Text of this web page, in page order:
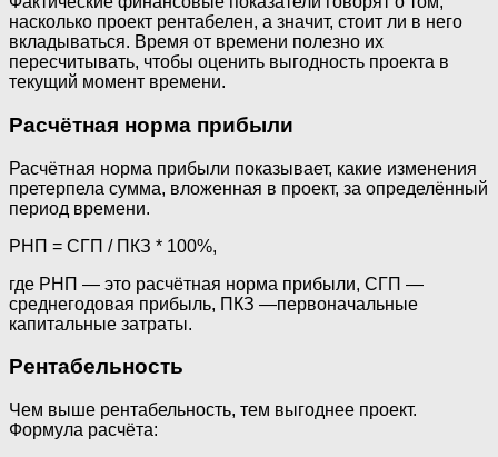
насколько проект рентабелен, а значит, стоит ли в него
вкладываться. Время от времени полезно их
пересчитывать, чтобы оценить выгодность проекта в
текущий момент времени.
Расчётная норма прибыли
Расчётная норма прибыли показывает, какие изменения
претерпела сумма, вложенная в проект, за определённый
период времени.
РНП = СГП / ПКЗ * 100%,
где РНП — это расчётная норма прибыли, СГП —
среднегодовая прибыль, ПКЗ —первоначальные
капитальные затраты.
Рентабельность
Чем выше рентабельность, тем выгоднее проект.
Формула расчёта: